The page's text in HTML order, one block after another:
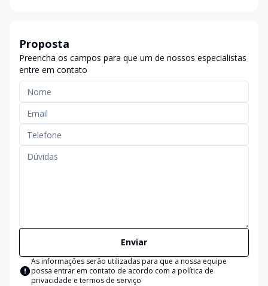
Proposta
Preencha os campos para que um de nossos especialistas
entre em contato
Enviar
As informações serão utilizadas para que a nossa equipe
possa entrar em contato de acordo com a política de
privacidade e termos de serviço